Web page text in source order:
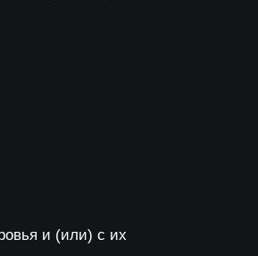
и (или) с их